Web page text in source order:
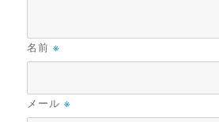
名前※
メール※